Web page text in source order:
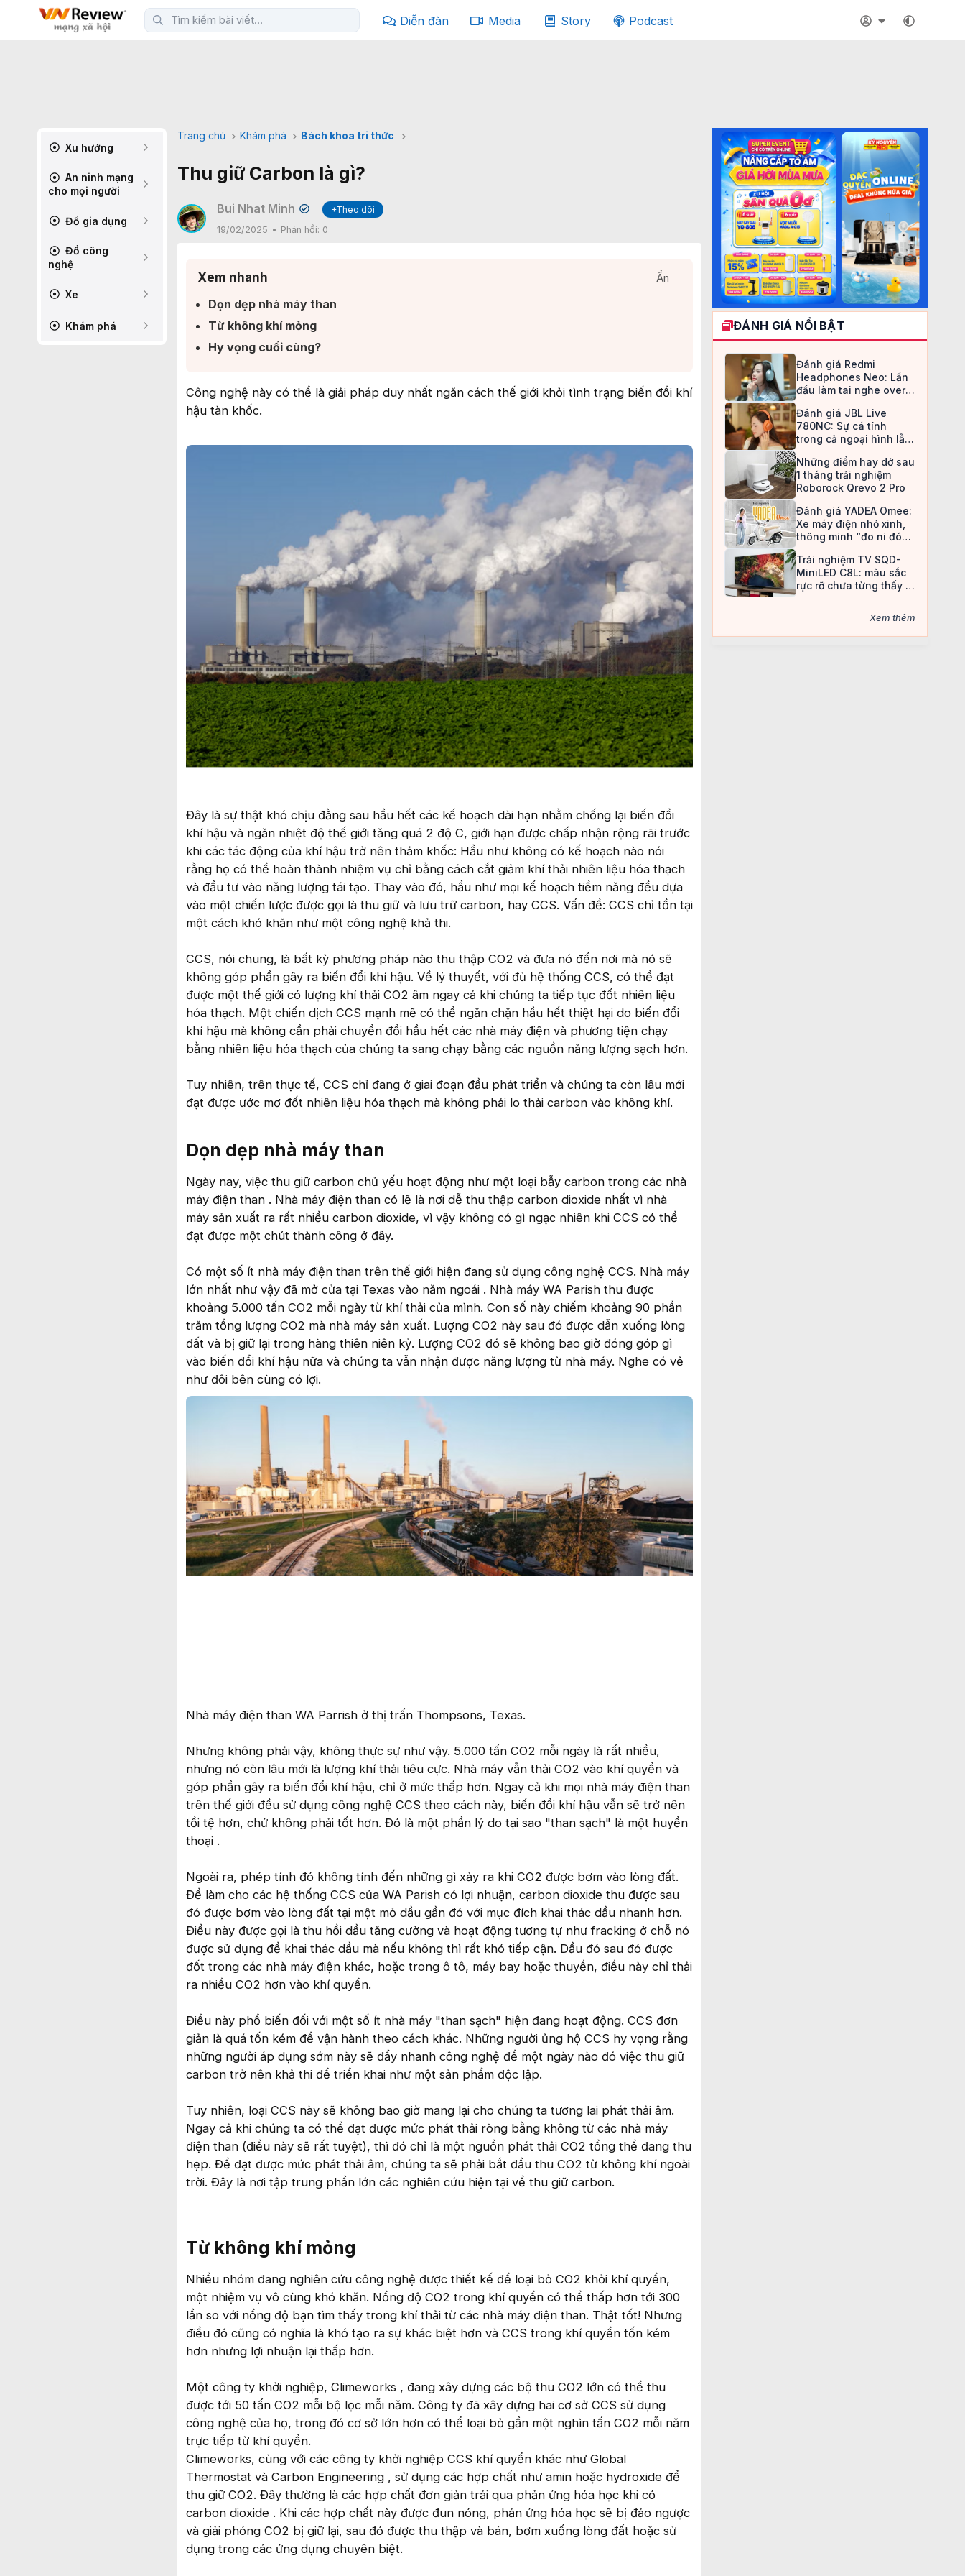
Diễn đàn Media Story Podcast
Xu hướng
An ninh mạng
cho mọi người
Đồ gia dụng
Đồ công
nghệ
Xe
Khám phá
Trang chủ Khám phá Bách khoa tri thức
Thu giữ Carbon là gì?
Bui Nhat Minh ✔
+Theo dõi
19/02/2025
Phản hồi: 0
Xem nhanh Ẩn
Dọn dẹp nhà máy than​
Từ không khí mỏng​
Hy vọng cuối cùng?​
Công nghệ này có thể là giải pháp duy nhất ngăn cách thế giới khỏi tình trạng biến đổi khí
hậu tàn khốc.
Đây là sự thật khó chịu đằng sau hầu hết các kế hoạch dài hạn nhằm chống lại biến đổi
khí hậu và ngăn nhiệt độ thế giới tăng quá 2 độ C, giới hạn được chấp nhận rộng rãi trước
khi các tác động của khí hậu trở nên thảm khốc: Hầu như không có kế hoạch nào nói
rằng họ có thể hoàn thành nhiệm vụ chỉ bằng cách cắt giảm khí thải nhiên liệu hóa thạch
và đầu tư vào năng lượng tái tạo. Thay vào đó, hầu như mọi kế hoạch tiềm năng đều dựa
vào một chiến lược được gọi là thu giữ và lưu trữ carbon, hay CCS. Vấn đề: CCS chỉ tồn tại
một cách khó khăn như một công nghệ khả thi.
CCS, nói chung, là bất kỳ phương pháp nào thu thập CO2 và đưa nó đến nơi mà nó sẽ
không góp phần gây ra biến đổi khí hậu. Về lý thuyết, với đủ hệ thống CCS, có thể đạt
được một thế giới có lượng khí thải CO2 âm ngay cả khi chúng ta tiếp tục đốt nhiên liệu
hóa thạch. Một chiến dịch CCS mạnh mẽ có thể ngăn chặn hầu hết thiệt hại do biến đổi
khí hậu mà không cần phải chuyển đổi hầu hết các nhà máy điện và phương tiện chạy
bằng nhiên liệu hóa thạch của chúng ta sang chạy bằng các nguồn năng lượng sạch hơn.
Tuy nhiên, trên thực tế, CCS chỉ đang ở giai đoạn đầu phát triển và chúng ta còn lâu mới
đạt được ước mơ đốt nhiên liệu hóa thạch mà không phải lo thải carbon vào không khí.
Dọn dẹp nhà máy than​
Ngày nay, việc thu giữ carbon chủ yếu hoạt động như một loại bẫy carbon trong các nhà
máy điện than . Nhà máy điện than có lẽ là nơi dễ thu thập carbon dioxide nhất vì nhà
máy sản xuất ra rất nhiều carbon dioxide, vì vậy không có gì ngạc nhiên khi CCS có thể
đạt được một chút thành công ở đây.
Có một số ít nhà máy điện than trên thế giới hiện đang sử dụng công nghệ CCS. Nhà máy
lớn nhất như vậy đã mở cửa tại Texas vào năm ngoái . Nhà máy WA Parish thu được
khoảng 5.000 tấn CO2 mỗi ngày từ khí thải của mình. Con số này chiếm khoảng 90 phần
trăm tổng lượng CO2 mà nhà máy sản xuất. Lượng CO2 này sau đó được dẫn xuống lòng
đất và bị giữ lại trong hàng thiên niên kỷ. Lượng CO2 đó sẽ không bao giờ đóng góp gì
vào biến đổi khí hậu nữa và chúng ta vẫn nhận được năng lượng từ nhà máy. Nghe có vẻ
như đôi bên cùng có lợi.
Nhà máy điện than WA Parrish ở thị trấn Thompsons, Texas.
Nhưng không phải vậy, không thực sự như vậy. 5.000 tấn CO2 mỗi ngày là rất nhiều,
nhưng nó còn lâu mới là lượng khí thải tiêu cực. Nhà máy vẫn thải CO2 vào khí quyển và
góp phần gây ra biến đổi khí hậu, chỉ ở mức thấp hơn. Ngay cả khi mọi nhà máy điện than
trên thế giới đều sử dụng công nghệ CCS theo cách này, biến đổi khí hậu vẫn sẽ trở nên
tồi tệ hơn, chứ không phải tốt hơn. Đó là một phần lý do tại sao "than sạch" là một huyền
thoại .
Ngoài ra, phép tính đó không tính đến những gì xảy ra khi CO2 được bơm vào lòng đất.
Để làm cho các hệ thống CCS của WA Parish có lợi nhuận, carbon dioxide thu được sau
đó được bơm vào lòng đất tại một mỏ dầu gần đó với mục đích khai thác dầu nhanh hơn.
Điều này được gọi là thu hồi dầu tăng cường và hoạt động tương tự như fracking ở chỗ nó
được sử dụng để khai thác dầu mà nếu không thì rất khó tiếp cận. Dầu đó sau đó được
đốt trong các nhà máy điện khác, hoặc trong ô tô, máy bay hoặc thuyền, điều này chỉ thải
ra nhiều CO2 hơn vào khí quyển.
Điều này phổ biến đối với một số ít nhà máy "than sạch" hiện đang hoạt động. CCS đơn
giản là quá tốn kém để vận hành theo cách khác. Những người ủng hộ CCS hy vọng rằng
những người áp dụng sớm này sẽ đẩy nhanh công nghệ để một ngày nào đó việc thu giữ
carbon trở nên khả thi để triển khai như một sản phẩm độc lập.
Tuy nhiên, loại CCS này sẽ không bao giờ mang lại cho chúng ta tương lai phát thải âm.
Ngay cả khi chúng ta có thể đạt được mức phát thải ròng bằng không từ các nhà máy
điện than (điều này sẽ rất tuyệt), thì đó chỉ là một nguồn phát thải CO2 tổng thể đang thu
hẹp. Để đạt được mức phát thải âm, chúng ta sẽ phải bắt đầu thu CO2 từ không khí ngoài
trời. Đây là nơi tập trung phần lớn các nghiên cứu hiện tại về thu giữ carbon.
Từ không khí mỏng​
Nhiều nhóm đang nghiên cứu công nghệ được thiết kế để loại bỏ CO2 khỏi khí quyển,
một nhiệm vụ vô cùng khó khăn. Nồng độ CO2 trong khí quyển có thể thấp hơn tới 300
lần so với nồng độ bạn tìm thấy trong khí thải từ các nhà máy điện than. Thật tốt! Nhưng
điều đó cũng có nghĩa là khó tạo ra sự khác biệt hơn và CCS trong khí quyển tốn kém
hơn nhưng lợi nhuận lại thấp hơn.
Một công ty khởi nghiệp, Climeworks , đang xây dựng các bộ thu CO2 lớn có thể thu
được tới 50 tấn CO2 mỗi bộ lọc mỗi năm. Công ty đã xây dựng hai cơ sở CCS sử dụng
công nghệ của họ, trong đó cơ sở lớn hơn có thể loại bỏ gần một nghìn tấn CO2 mỗi năm
trực tiếp từ khí quyển.
Climeworks, cùng với các công ty khởi nghiệp CCS khí quyển khác như Global
Thermostat và Carbon Engineering , sử dụng các hợp chất như amin hoặc hydroxide để
thu giữ CO2. Đây thường là các hợp chất đơn giản trải qua phản ứng hóa học khi có
carbon dioxide . Khi các hợp chất này được đun nóng, phản ứng hóa học sẽ bị đảo ngược
và giải phóng CO2 bị giữ lại, sau đó được thu thập và bán, bơm xuống lòng đất hoặc sử
dụng trong các ứng dụng chuyên biệt.
ĐÁNH GIÁ NỔI BẬT
Đánh giá Redmi
Headphones Neo: Lần
đầu làm tai nghe over-
an toàn
Đánh giá JBL Live
780NC: Sự cá tính
trong cả ngoại hình lẫn
Những điểm hay dở sau
1 tháng trải nghiệm
Roborock Qrevo 2 Pro
Đánh giá YADEA Omee:
Xe máy điện nhỏ xinh,
thông minh “đo ni đóng
Trải nghiệm TV SQD-
MiniLED C8L: màu sắc
rực rỡ chưa từng thấy ở
Xem thêm